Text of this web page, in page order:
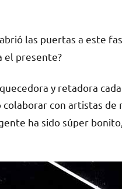
las puertas a este
el presente?
y retadora
colaborar con artistas de
ha sido súper